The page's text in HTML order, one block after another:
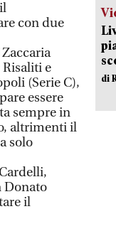
con due
e
(Serie C),
essere
sempre in
altrimenti il
solo
Donato
il
di